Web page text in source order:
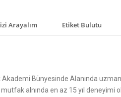
Arayalım Etiket Bulutu
Bünyesinde Alanında
alnında en az 15 yıl deneyimi